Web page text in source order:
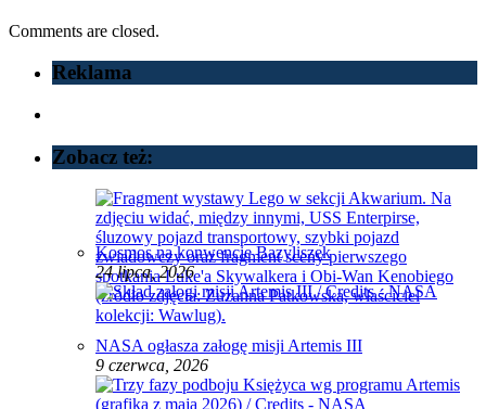
Comments are closed.
Reklama
Zobacz też:
Kosmos na konwencie Bazyliszek
24 lipca, 2026
NASA ogłasza załogę misji Artemis III
9 czerwca, 2026